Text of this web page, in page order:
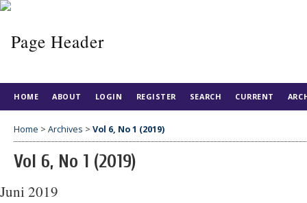
HOME ABOUT LOGIN REGISTER SEARCH CURRENT
Home > Archives > Vol 6, No 1 (2019)
Vol 6, No 1 (2019)
Juni 2019